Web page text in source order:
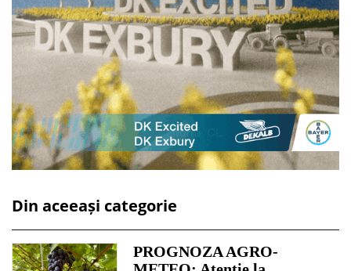
Din aceeași categorie
PROGNOZA AGRO-